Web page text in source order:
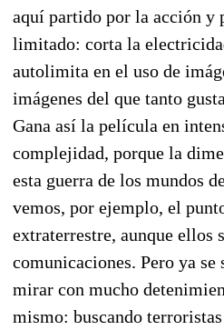
aquí partido por la acción y
limitado: corta la
autolimita en el uso de
imágenes del que tanto
Gana así la película en
complejidad, porque la
esta guerra de los mundos
vemos, por ejemplo, el
extraterrestre, aunque ellos
comunicaciones. Pero ya se
mirar con mucho
mismo: buscando